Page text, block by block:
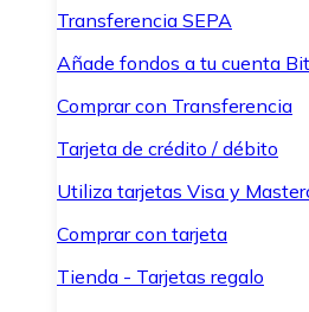
Transferencia SEPA
Añade fondos a tu cuenta
Comprar con Transferencia
Tarjeta de crédito / débito
Utiliza tarjetas Visa y
Comprar con tarjeta
Tienda - Tarjetas regalo